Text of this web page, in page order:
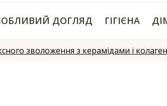
ДОГЛЯД ГІГІЄНА
зволоження з керамідами і